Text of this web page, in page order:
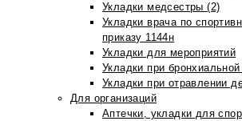
Укладки медсестры (2)
Укладки врача по
приказу 1144н
Укладки для мероприятий
Укладки при
Укладки при отравлении
Для организаций
Аптечки, укладки для